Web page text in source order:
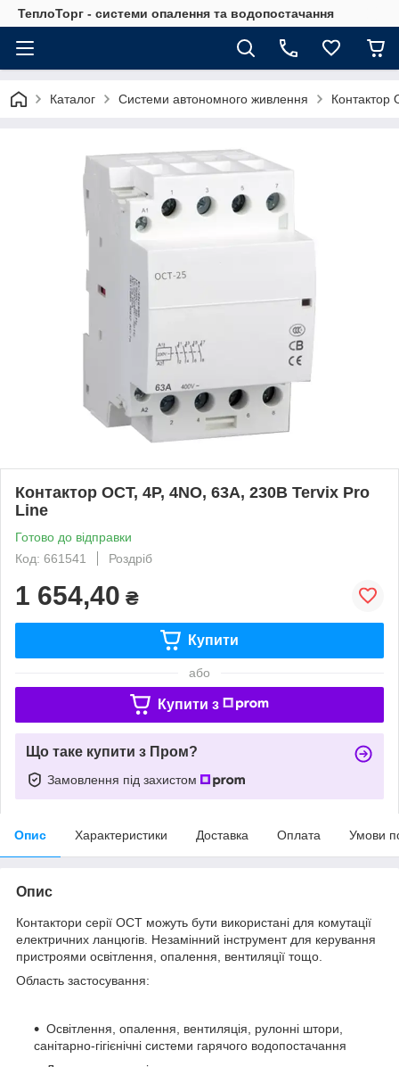
ТеплоТорг - системи опалення та водопостачання
Каталог Системи автономного живлення Контактор
Контактор OCT, 4P, 4NO, 63A, 230В Tervix Pro
Line
Готово до відправки
Код: 661541
Роздріб
1 654,40 ₴
Купити
або
Купити з
Що таке купити з Пром?
Замовлення під захистом
Опис Характеристики Доставка Оплата Умови
Опис
Контактори серії OCT можуть бути використані для комутації
електричних ланцюгів. Незамінний інструмент для керування
пристроями освітлення, опалення, вентиляції тощо.
Область застосування:
Освітлення, опалення, вентиляція, рулонні штори,
санітарно-гігієнічні системи гарячого водопостачання